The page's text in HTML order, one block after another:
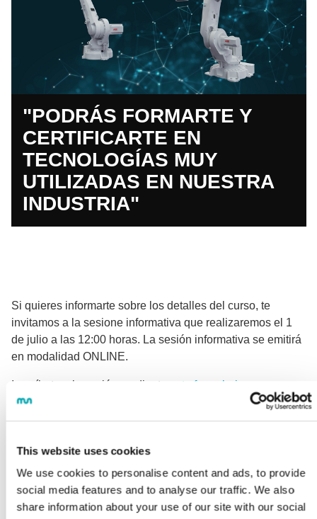
This website uses cookies
We use cookies to personalise content and ads, to provide
social media features and to analyse our traffic. We also
share information about your use of our site with our social
"PODRÁS FORMARTE Y
CERTIFICARTE EN
TECNOLOGÍAS MUY
UTILIZADAS EN NUESTRA
INDUSTRIA"
Si quieres informarte sobre los detalles del curso, te
invitamos a la sesione informativa que realizaremos el 1
de julio a las 12:00 horas. La sesión informativa se emitirá
en modalidad ONLINE.
Inscríbete a la sesión mediante este formulario
Especialización en procesos de
soldadura e inspección